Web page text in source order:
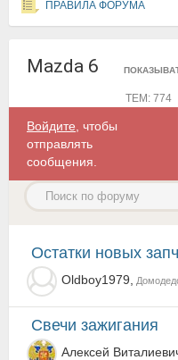
ПРАВИЛА ФОРУМА
Mazda 6
ТЕМ: 774
Войдите , чтобы
отправлять
сообщения.
Остатки новых
Oldboy1979,
Свечи зажигания
Алексей